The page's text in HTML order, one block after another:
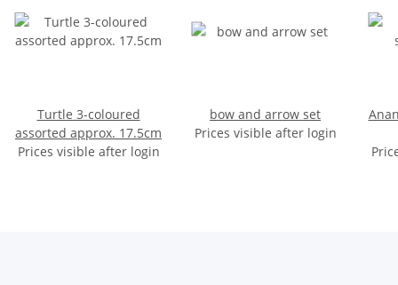
Turtle 3-coloured
assorted approx. 17.5cm
Prices visible after login
bow and arrow set
Prices visible after login